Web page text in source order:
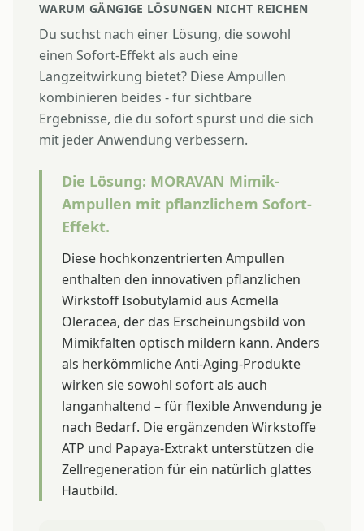
WARUM GÄNGIGE LÖSUNGEN NICHT REICHEN
Du suchst nach einer Lösung, die sowohl
einen Sofort-Effekt als auch eine
Langzeitwirkung bietet? Diese Ampullen
kombinieren beides - für sichtbare
Ergebnisse, die du sofort spürst und die sich
mit jeder Anwendung verbessern.
Die Lösung: MORAVAN Mimik-
Ampullen mit pflanzlichem Sofort-
Effekt.
Diese hochkonzentrierten Ampullen
enthalten den innovativen pflanzlichen
Wirkstoff Isobutylamid aus Acmella
Oleracea, der das Erscheinungsbild von
Mimikfalten optisch mildern kann. Anders
als herkömmliche Anti-Aging-Produkte
wirken sie sowohl sofort als auch
langanhaltend – für flexible Anwendung je
nach Bedarf. Die ergänzenden Wirkstoffe
ATP und Papaya-Extrakt unterstützen die
Zellregeneration für ein natürlich glattes
Hautbild.